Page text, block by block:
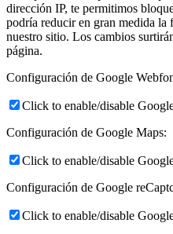
dirección IP, te permitimos
podría reducir en gran medida
nuestro sitio. Los cambios
página.
Configuración de Google
Click to enable/disable
Configuración de Google Maps:
Click to enable/disable
Configuración de Google
Click to enable/disable